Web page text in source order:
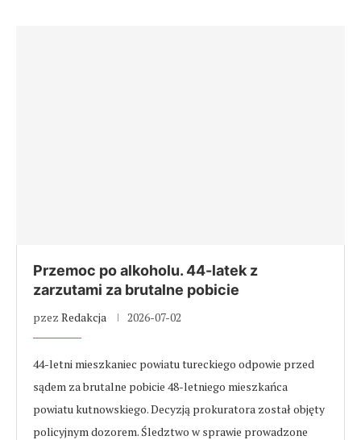
Przemoc po alkoholu. 44-latek z
zarzutami za brutalne pobicie
pzez Redakcja 2026-07-02
44-letni mieszkaniec powiatu tureckiego odpowie przed
sądem za brutalne pobicie 48-letniego mieszkańca
powiatu kutnowskiego. Decyzją prokuratora został objęty
policyjnym dozorem. Śledztwo w sprawie prowadzone